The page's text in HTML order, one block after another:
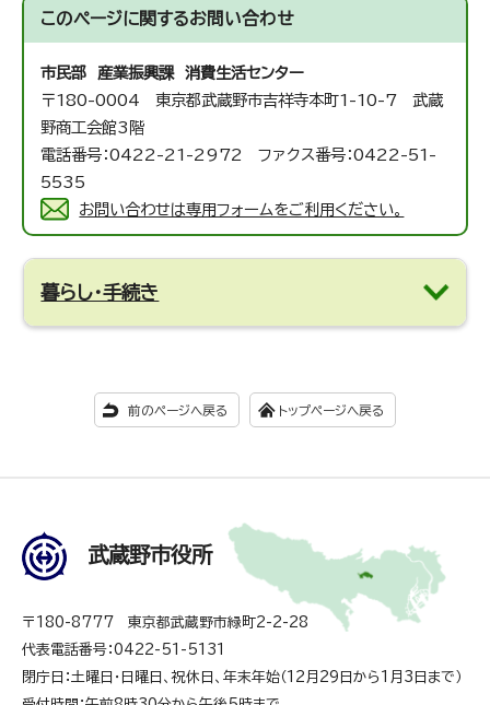
このページに関するお問い合わせ
市民部 産業振興課 消費生活センター
〒180-0004 東京都武蔵野市吉祥寺本町1-10-7 武蔵
野商工会館3階
電話番号：0422-21-2972 ファクス番号：0422-51-
5535
お問い合わせは専用フォームをご利用ください。
暮らし・手続き
前のページへ戻る トップページへ戻る
武蔵野市役所
〒180-8777 東京都武蔵野市緑町2-2-28
代表電話番号：0422-51-5131
閉庁日：土曜日・日曜日、祝休日、年末年始（12月29日から1月3日まで）